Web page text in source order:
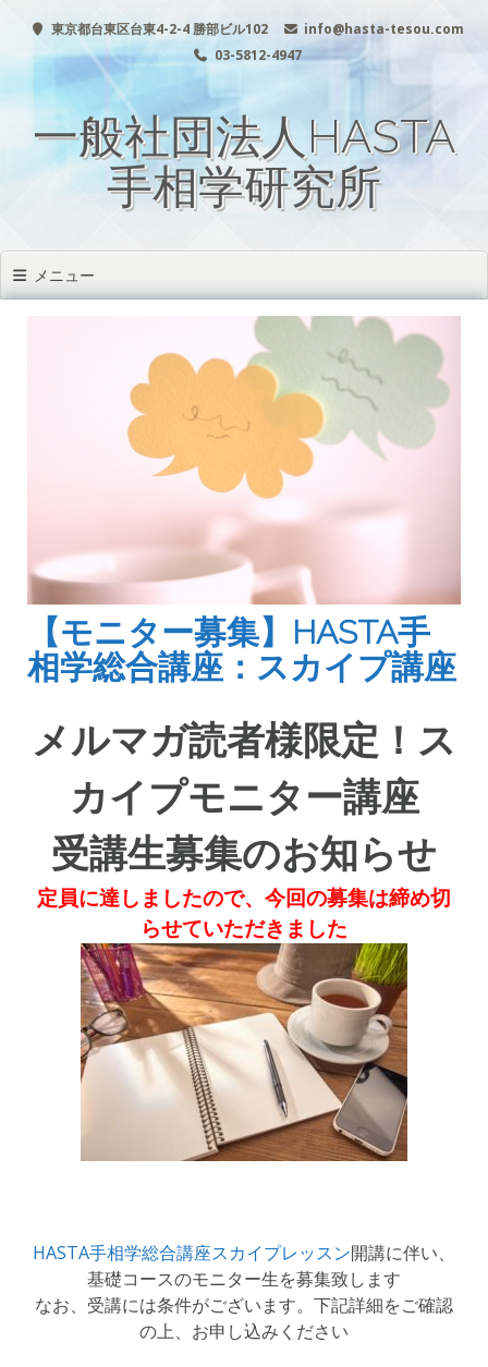
東京都台東区台東4-2-4 勝部ビル102
info@hasta-tesou.com
03-5812-4947
一般社団法人HASTA
手相学研究所
メニュー
【モニター募集】HASTA手
相学総合講座：スカイプ講座
メルマガ読者様限定！ス
カイプモニター講座
受講生募集のお知らせ
定員に達しましたので、今回の募集は締め切
らせていただきました
HASTA手相学総合講座スカイプレッスン開講に伴い、
基礎コースのモニター生を募集致します
なお、受講には条件がございます。下記詳細をご確認
の上、お申し込みください